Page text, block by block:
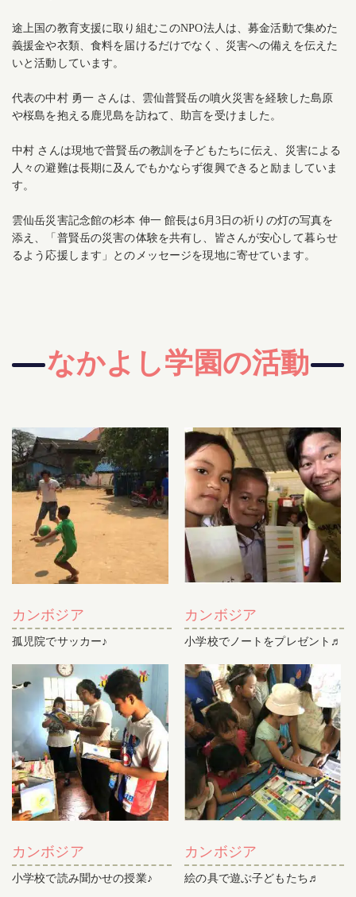
途上国の教育支援に取り組むこのNPO法人は、募金活動で集めた
義援金や衣類、食料を届けるだけでなく、災害への備えを伝えた
いと活動しています。
代表の中村 勇一 さんは、雲仙普賢岳の噴火災害を経験した島原
や桜島を抱える鹿児島を訪ねて、助言を受けました。
中村 さんは現地で普賢岳の教訓を子どもたちに伝え、災害による
人々の避難は長期に及んでもかならず復興できると励ましていま
す。
雲仙岳災害記念館の杉本 伸一 館長は6月3日の祈りの灯の写真を
添え、「普賢岳の災害の体験を共有し、皆さんが安心して暮らせ
るよう応援します」とのメッセージを現地に寄せています。
なかよし学園の活動
カンボジア
孤児院でサッカー♪
カンボジア
小学校でノートをプレゼント♬
カンボジア
小学校で読み聞かせの授業♪
カンボジア
絵の具で遊ぶ子どもたち♬